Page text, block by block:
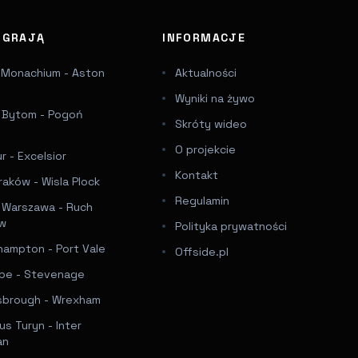
- Aston
Bytom - Pogoń
- Excelsior
- Wisla Plock
- Ruch
- Port Vale
- Stevenage
- Wrexham
Turyn - Inter
INFORMACJE
Aktualności
Wyniki na żywo
Skróty wideo
O projekcie
Kontakt
Regulamin
Polityka prywatności
Offside.pl